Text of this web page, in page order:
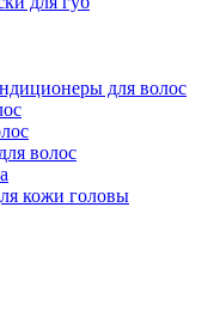
для волос
волос
кожи головы